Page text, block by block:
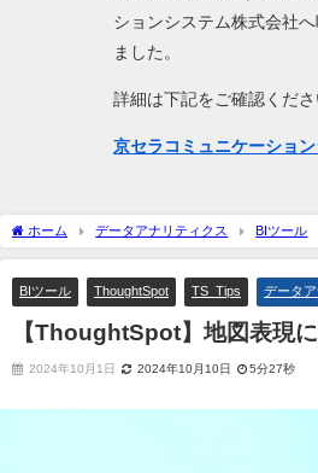
ションシステム株式会社
ました。
詳細は下記をご確認くださ
京セラコミュニケーショ
ホーム データアナリティクス BIツール
いて
BIツール ThoughtSpot TS_Tips データ
【ThoughtSpot】地図表現
2024年10月1日 2024年10月10日 5分27秒